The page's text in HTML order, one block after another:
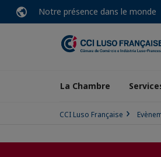
Notre présence dans le monde
La Chambre
CCI Luso Française